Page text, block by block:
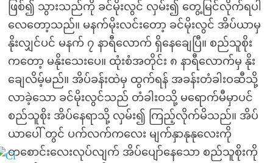
ဖြစ်၍ သွားသည်ကို ခင်မိုးလွင် လှမ်း၍ တွေ့မြင်လိုက်ရပါ
လေတော့သည်။ မနက်မိုးလင်းတော့ ခင်မိုးလွင် အိပ်ယာမှ
နိုးလျှင်ပင် မနက် ၇ နာရီလောက် ရှိနေချေပြီ။ စည်သူစိုး
ကတော့ မနိုးသေးပေ။ ထုံးစံအတိုင်း ၈ နာရီလောက်မှ နိုး
ချေလိမ့်မည်။ အိပ်ခန်းထဲမှ ထွက်ရန် အခန်းတံခါးဝဆီသို့
လာခဲ့သော ခင်မိုးလွင်သည် တံခါးဝသို့ မရောက်မီမှာပင်
စည်သူစိုး အိပ်နေရာသို့ လှမ်း၍ ကြည့်လိုက်မိသည်။ အိပ်
ယာပေါ် တွင် ပက်လက်ကလေး မျက်နှာနုနုလေးကို
တစောင်းလေးလုပ်လျက် အိပ်ပျော်နေသော စည်သူစိုးကို